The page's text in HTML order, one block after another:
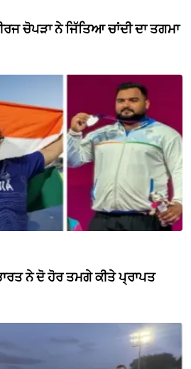
ਚੋਪੜਾ ਨੇ ਜਿੱਤਿਆ ਚਾਂਦੀ ਦਾ ਤਗਮਾ
ਨੇ ਦੋ ਹੋਰ ਤਮਗੇ ਕੀਤੇ ਪ੍ਰਾਪਤ